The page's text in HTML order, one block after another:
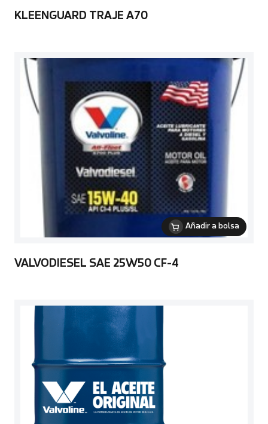
KLEENGUARD TRAJE A70
Añadir a bolsa
VALVODIESEL SAE 25W50 CF-4